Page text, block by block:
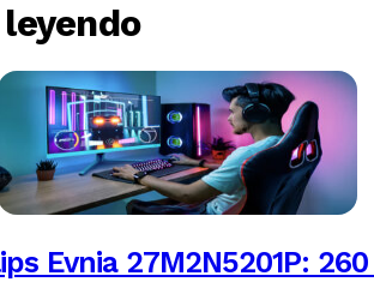
Evnia 27M2N5201P: